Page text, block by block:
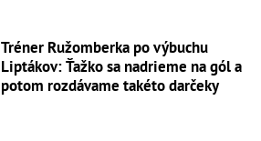
Tréner Ružomberka po výbuchu
Liptákov: Ťažko sa nadrieme na gól a
potom rozdávame takéto darčeky